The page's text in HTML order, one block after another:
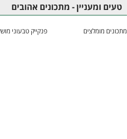
טעים ומעניין - מתכונים אהובים
מתכונים מומלצים פנקייק טבעוני